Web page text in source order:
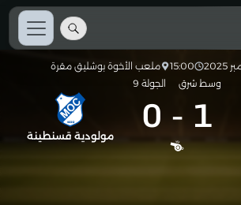
15:00
ملعب الأخوة بوشليق مقرة
وسط شرق
الجولة 9
1
-
0 مولودية قسنطينة